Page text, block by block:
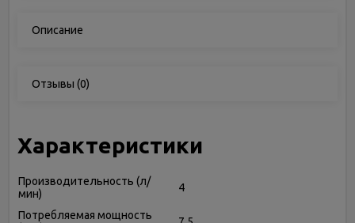
Описание
Отзывы (0)
Характеристики
Производительность (л/
мин)
4
Потребляемая мощность